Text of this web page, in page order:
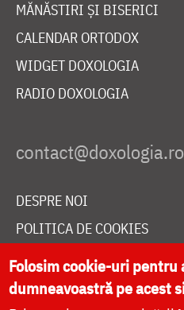
MĂNĂSTIRI ȘI BISERICI
CALENDAR ORTODOX
WIDGET DOXOLOGIA
RADIO DOXOLOGIA
DESPRE NOI
POLITICA DE COOKIES
DONEAZĂ ONLINE PENTRU
Folosim cookie-uri
dumneavoastră pe acest